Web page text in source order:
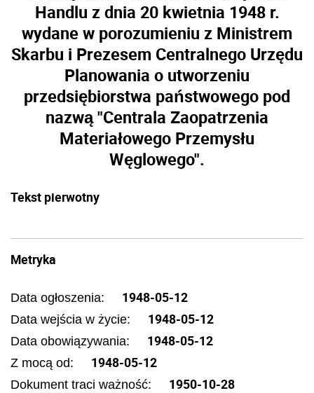
Handlu z dnia 20 kwietnia 1948 r.
wydane w porozumieniu z Ministrem
Skarbu i Prezesem Centralnego Urzędu
Planowania o utworzeniu
przedsiębiorstwa państwowego pod
nazwą "Centrala Zaopatrzenia
Materiałowego Przemysłu
Węglowego".
Tekst pierwotny
Metryka
Data ogłoszenia: 1948-05-12
Data wejścia w życie: 1948-05-12
Data obowiązywania: 1948-05-12
Z mocą od: 1948-05-12
Dokument traci ważność: 1950-10-28